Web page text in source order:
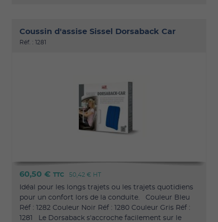
Coussin d'assise Sissel Dorsaback Car
Réf. : 1281
60,50 € TTC 50,42 € HT
Idéal pour les longs trajets ou les trajets quotidiens
pour un confort lors de la conduite. Couleur Bleu
Réf : 1282 Couleur Noir Réf : 1280 Couleur Gris Réf :
1281 Le Dorsaback s'accroche facilement sur le